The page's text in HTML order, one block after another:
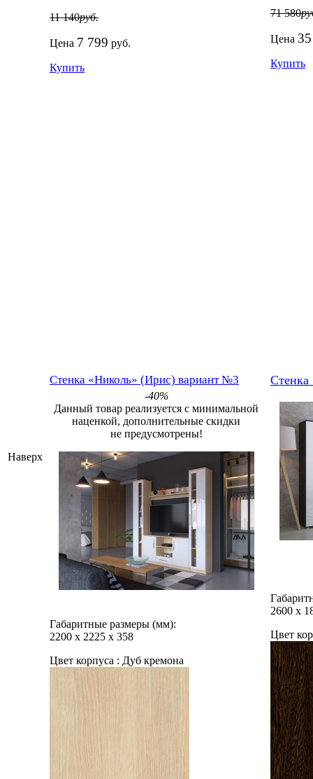
Наверх
11 140руб.
Цена 7 799 руб.
Купить
71 580
Цена
Купить
Стенка «Николь» (Ирис) вариант №3
-40%
Данный товар реализуется с минимальной
наценкой, дополнительные скидки
не предусмотрены!
Габаритные размеры (мм):
2200 х 2225 х 358
Цвет корпуса : Дуб кремона
Стенка
2600 х
Цвет